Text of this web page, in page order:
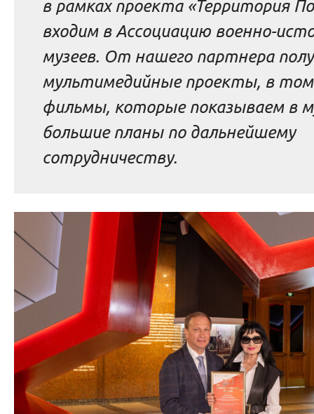
в рамках проекта «Территория
входим в Ассоциацию военно-
музеев. От нашего партнера
мультимедийные проекты, в том
фильмы, которые показываем в
большие планы по дальнейшему
сотрудничеству.